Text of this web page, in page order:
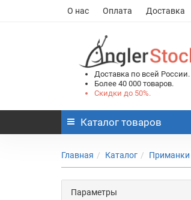
О нас Оплата Доставка
Доставка по всей России.
Более 40 000 товаров.
Скидки до 50%.
Каталог товаров
Главная Каталог Приманки
Параметры